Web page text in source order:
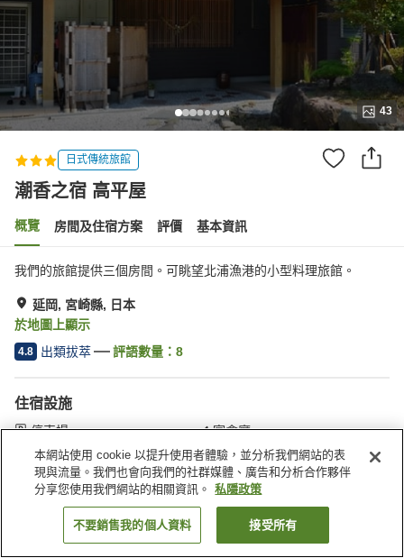
43
日式傳統旅館
潮香之宿 高平屋
概覽 房間及住宿方案 評價 基本資訊
我們的旅館提供三個房間。可眺望北浦漁港的小型料理旅館。
延岡, 宮崎縣, 日本
於地圖上顯示
4.8 出類拔萃 評語數量： 8
住宿設施
停車場 宴會廳
主頁 日本 宮崎縣 延岡 潮香之宿 高平屋
找客房
本網站使用 cookie 以提升使用者體驗，並分析我們網站的表
現與流量。我們也會向我們的社群媒體、廣告和分析合作夥伴
分享您使用我們網站的相關資訊。
私隱政策
不要銷售我的個人資料 接受所有